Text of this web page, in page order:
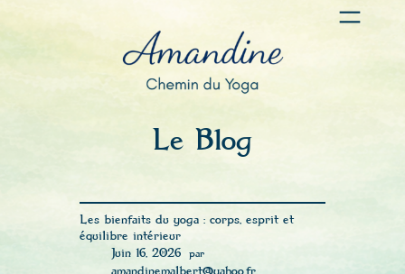
Le Blog
Les bienfaits du yoga : corps, esprit et
équilibre intérieur
Juin 16, 2026 —par
amandinemalbert@yahoo.fr